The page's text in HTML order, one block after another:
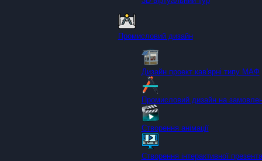
Промисловий дизайн
Дизайн проект кав'ярні типу МАФ
Промисловий дизайн на
Створення анімації
Створення інтерактивної